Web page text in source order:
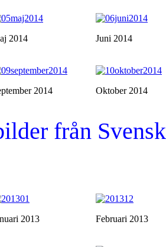
2014 Juni 2014
2014 Oktober 2014
från
2013 Februari 2013